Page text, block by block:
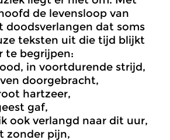
de levensloop van
doodsverlangen dat soms
teksten uit die tijd blijkt
te begrijpen:
in voortdurende strijd,
doorgebracht,
hartzeer,
gaf,
ook verlangd naar dit uur,
zonder pijn,